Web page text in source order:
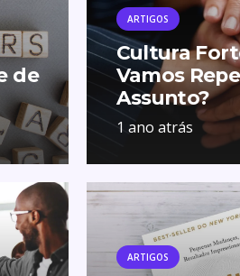
de
ARTIGOS
Cultura
Vamos
Assunto?
1 ano atrás
ARTIGOS